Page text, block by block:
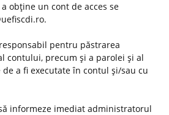
obţine un cont de acces se
pentru păstrarea
contului, precum şi a parolei şi al
a fi executate în contul şi/sau cu
informeze imediat administratorul